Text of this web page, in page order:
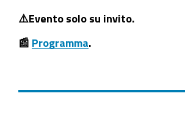
2026-
03-
03-
⚠️Evento solo su invito.
📰 Programma.